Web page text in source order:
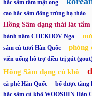
hắc sâm tẩm mật ong
cao hắc sâm đông trùng hạ thảo
Hồng Sâm dạng thái lát tẩm
bánh nấm CHEKHOV Nga
sâm củ tươi Hàn Quốc
phòng
viên uống hỗ trợ điều trị gút
Hồng Sâm dạng củ khô
cà phê Hàn Quốc
bổ dược tăng
hắc sâm củ khô WOOSHIN Hàn